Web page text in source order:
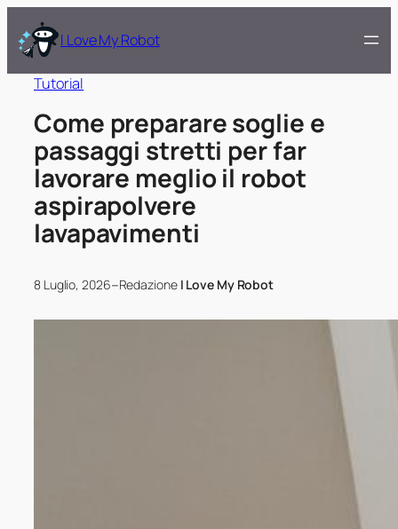
I Love My Robot
Tutorial
Come preparare soglie e
passaggi stretti per far
lavorare meglio il robot
aspirapolvere
lavapavimenti
8 Luglio, 2026–Redazione I Love My Robot